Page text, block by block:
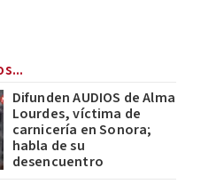
Difunden AUDIOS de Alma
Lourdes, víctima de
carnicería en Sonora;
habla de su
desencuentro